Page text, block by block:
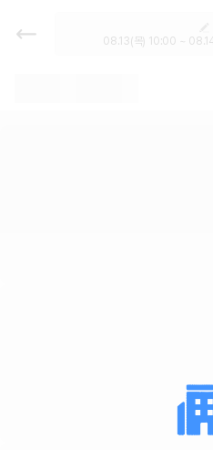
렌트카 추천 | 최
터카 카모아08.13(목) 10:00 ~